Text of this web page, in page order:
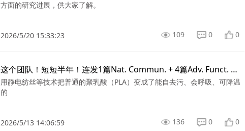
方面的研究进展，供大家了解。
2026/5/20 15:33:23 109 0 0
这个团队！短短半年！连发1篇Nat. Commun. + 4篇Adv. Funct. Mater.！
用静电纺丝等技术把普通的聚乳酸（PLA）变成了能自去污、会呼吸、可降温
的
2026/5/13 14:06:59 136 0 0